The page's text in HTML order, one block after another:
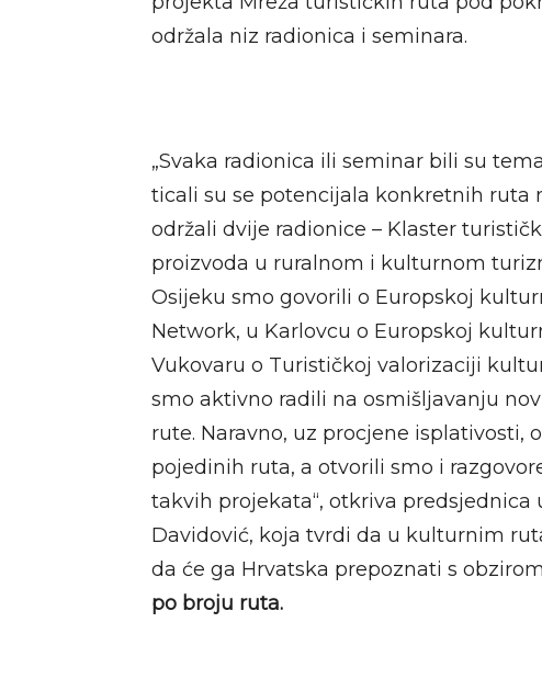
održala niz radionica i seminara.
„Svaka radionica ili seminar bili su
ticali su se potencijala konkretnih ruta
održali dvije radionice – Klaster
proizvoda u ruralnom i kulturnom
Osijeku smo govorili o Europskoj
Network, u Karlovcu o Europskoj
Vukovaru o Turističkoj valorizaciji
smo aktivno radili na osmišljavanju
rute. Naravno, uz procjene isplativosti,
pojedinih ruta, a otvorili smo i
takvih projekata“, otkriva predsjednica
Davidović, koja tvrdi da u kulturnim
da će ga Hrvatska prepoznati s
po broju ruta.